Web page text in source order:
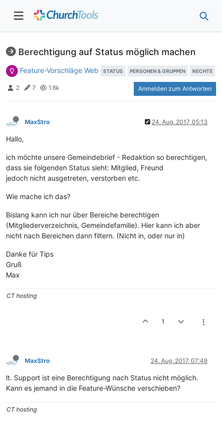
Berechtigung auf Status möglich machen
Feature-Vorschläge Web STATUS PERSONEN & GRUPPEN RECHTE
2 7 1.6k Anmelden zum Antworten
MaxStro 24. Aug. 2017, 05:13
Hallo,
ich möchte unsere Gemeindebrief - Redaktion so berechtigen,
dass sie folgenden Status sieht: Mitglied, Freund
jedoch nicht ausgetreten, verstorben etc.
Wie mache ich das?
Bislang kann ich nur über Bereiche berechtigen
(Mitgliederverzeichnis, Gemeindefamilie). Hier kann ich aber
nicht nach Bereichen dann filtern. (Nicht in, oder nur in)
Danke für Tips
Gruß
Max
CT hosting
1
MaxStro 24. Aug. 2017, 07:49
lt. Support ist eine Berechtigung nach Status nicht möglich.
Kann es jemand in die Feature-Wünsche verschieben?
CT hosting